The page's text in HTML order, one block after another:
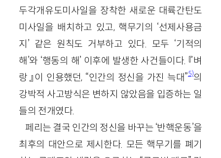
두각개유도미사일을 장착한 새로운 대륙간탄도
미사일을 배치하고 있고, 핵무기의 ‘선제사용금
지’ 같은 원칙도 거부하고 있다. 모두 ‘기적의
해’와 ‘행동의 해’ 이후에 발생한 사건들이다. 『벼
랑』이 인용했던, “인간의 정신을 가진 늑대”5)의
강박적 사고방식은 변하지 않았음을 입증하는 일
들의 전개였다.
페리는 결국 인간의 정신을 바꾸는 ‘반핵운동’을
최후의 대안으로 제시한다. 모든 핵무기를 폐기